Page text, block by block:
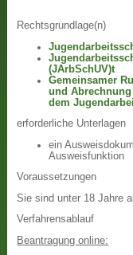
Rechtsgrundlage(n)
(JArbSchUV)t
Gemeinsamer
und
dem
erforderliche Unterlagen
ein
Ausweisfunktion
Voraussetzungen
Sie sind unter 18 Jahre
Verfahrensablauf
Beantragung online: